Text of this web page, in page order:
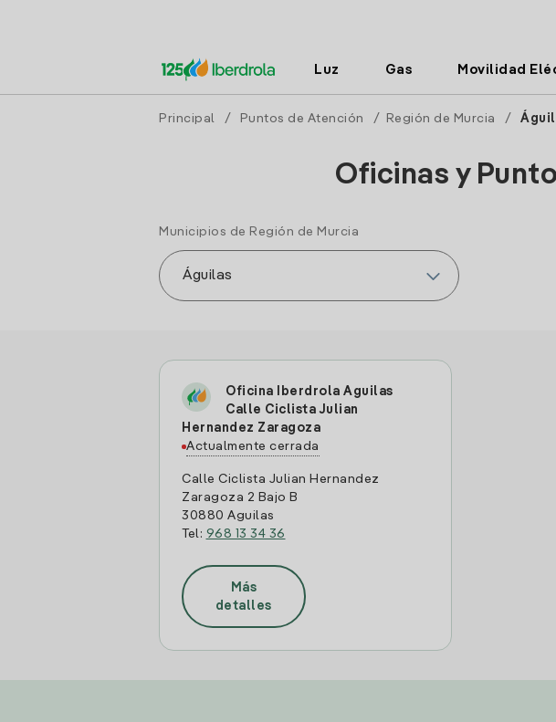
Luz Gas Movilidad
Principal / Puntos de Atención / Región de Murcia /
Oficinas y
Municipios de Región de Murcia
Oficina Iberdrola Aguilas
Calle Ciclista Julian
Hernandez Zaragoza
Actualmente cerrada
Calle Ciclista Julian Hernandez
Zaragoza 2 Bajo B
30880 Aguilas
Tel: 968 13 34 36
Más
detalles